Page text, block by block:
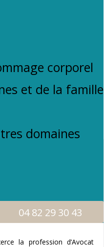
corporel
et de la famille
domaines
04 82 29 30 43
cabinet
des
et droit
TOUZELLIER
la profession d’Avocat